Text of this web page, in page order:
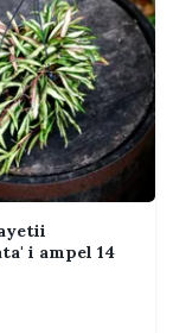
med
som
och perlit.
fungerar för
något
aktiv
dragfritt,
i ampel 14